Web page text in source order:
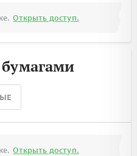
Открыть доступ.
Открыть доступ.